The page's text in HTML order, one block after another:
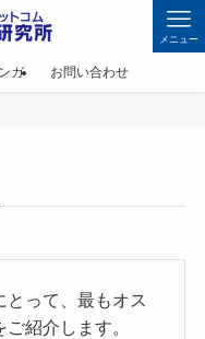
メニュー
ガ お問い合わせ
って、最もオス
紹介します。